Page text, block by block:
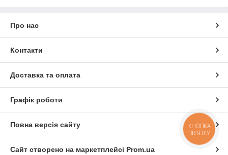
Про нас
Контакти
Доставка та оплата
Графік роботи
Повна версія сайту
Сайт створено на маркетплейсі Prom.ua
КНОПКА
ЗВ'ЯЗКУ